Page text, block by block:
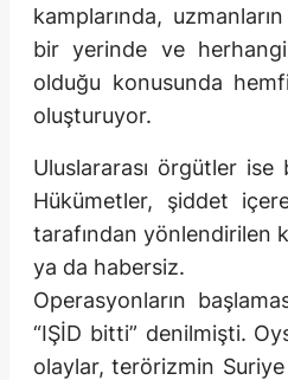
kamplarında,
bir yerinde ve
olduğu konusunda
oluşturuyor.
Uluslararası örgütler
Hükümetler, şiddet
tarafından yönlendirilen
ya da habersiz.
Operasyonların
“IŞİD bitti” denilmişti.
olaylar, terörizmin